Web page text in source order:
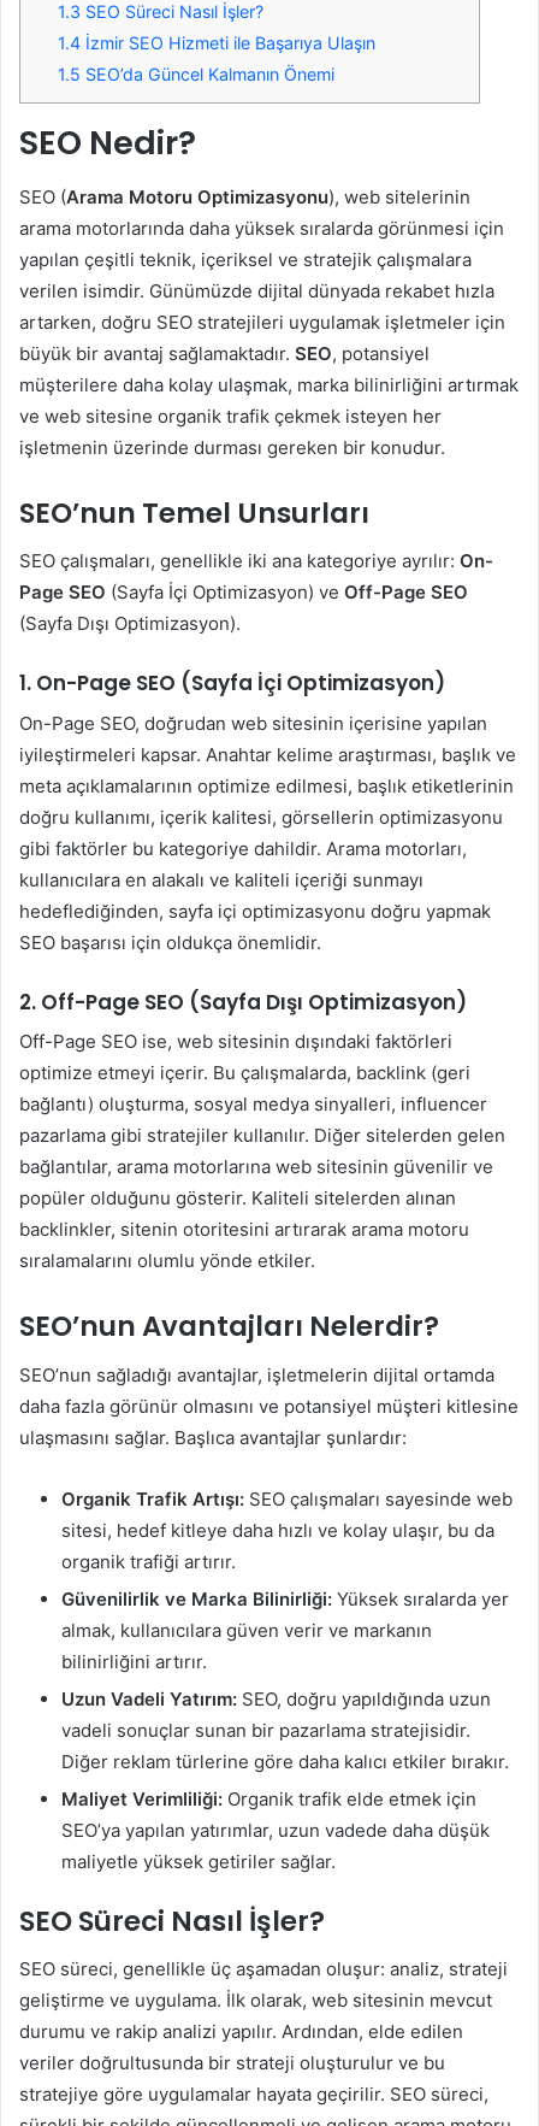
1.3 SEO Süreci Nasıl İşler?
1.4 İzmir SEO Hizmeti ile Başarıya Ulaşın
1.5 SEO’da Güncel Kalmanın Önemi
SEO Nedir?
SEO (Arama Motoru Optimizasyonu), web sitelerinin
arama motorlarında daha yüksek sıralarda görünmesi için
yapılan çeşitli teknik, içeriksel ve stratejik çalışmalara
verilen isimdir. Günümüzde dijital dünyada rekabet hızla
artarken, doğru SEO stratejileri uygulamak işletmeler için
büyük bir avantaj sağlamaktadır. SEO, potansiyel
müşterilere daha kolay ulaşmak, marka bilinirliğini artırmak
ve web sitesine organik trafik çekmek isteyen her
işletmenin üzerinde durması gereken bir konudur.
SEO’nun Temel Unsurları
SEO çalışmaları, genellikle iki ana kategoriye ayrılır: On-
Page SEO (Sayfa İçi Optimizasyon) ve Off-Page SEO
(Sayfa Dışı Optimizasyon).
1. On-Page SEO (Sayfa İçi Optimizasyon)
On-Page SEO, doğrudan web sitesinin içerisine yapılan
iyileştirmeleri kapsar. Anahtar kelime araştırması, başlık ve
meta açıklamalarının optimize edilmesi, başlık etiketlerinin
doğru kullanımı, içerik kalitesi, görsellerin optimizasyonu
gibi faktörler bu kategoriye dahildir. Arama motorları,
kullanıcılara en alakalı ve kaliteli içeriği sunmayı
hedeflediğinden, sayfa içi optimizasyonu doğru yapmak
SEO başarısı için oldukça önemlidir.
2. Off-Page SEO (Sayfa Dışı Optimizasyon)
Off-Page SEO ise, web sitesinin dışındaki faktörleri
optimize etmeyi içerir. Bu çalışmalarda, backlink (geri
bağlantı) oluşturma, sosyal medya sinyalleri, influencer
pazarlama gibi stratejiler kullanılır. Diğer sitelerden gelen
bağlantılar, arama motorlarına web sitesinin güvenilir ve
popüler olduğunu gösterir. Kaliteli sitelerden alınan
backlinkler, sitenin otoritesini artırarak arama motoru
sıralamalarını olumlu yönde etkiler.
SEO’nun Avantajları Nelerdir?
SEO’nun sağladığı avantajlar, işletmelerin dijital ortamda
daha fazla görünür olmasını ve potansiyel müşteri kitlesine
ulaşmasını sağlar. Başlıca avantajlar şunlardır:
Organik Trafik Artışı: SEO çalışmaları sayesinde web
sitesi, hedef kitleye daha hızlı ve kolay ulaşır, bu da
organik trafiği artırır.
Güvenilirlik ve Marka Bilinirliği: Yüksek sıralarda yer
almak, kullanıcılara güven verir ve markanın
bilinirliğini artırır.
Uzun Vadeli Yatırım: SEO, doğru yapıldığında uzun
vadeli sonuçlar sunan bir pazarlama stratejisidir.
Diğer reklam türlerine göre daha kalıcı etkiler bırakır.
Maliyet Verimliliği: Organik trafik elde etmek için
SEO’ya yapılan yatırımlar, uzun vadede daha düşük
maliyetle yüksek getiriler sağlar.
SEO Süreci Nasıl İşler?
SEO süreci, genellikle üç aşamadan oluşur: analiz, strateji
geliştirme ve uygulama. İlk olarak, web sitesinin mevcut
durumu ve rakip analizi yapılır. Ardından, elde edilen
veriler doğrultusunda bir strateji oluşturulur ve bu
stratejiye göre uygulamalar hayata geçirilir. SEO süreci,